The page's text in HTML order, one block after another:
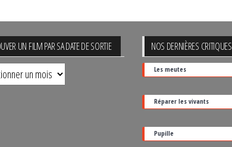
UN FILM PAR SA DATE DE SORTIE NOS DERNIÈRES CRITIQUES
Les meutes
Réparer les vivants
Pupille